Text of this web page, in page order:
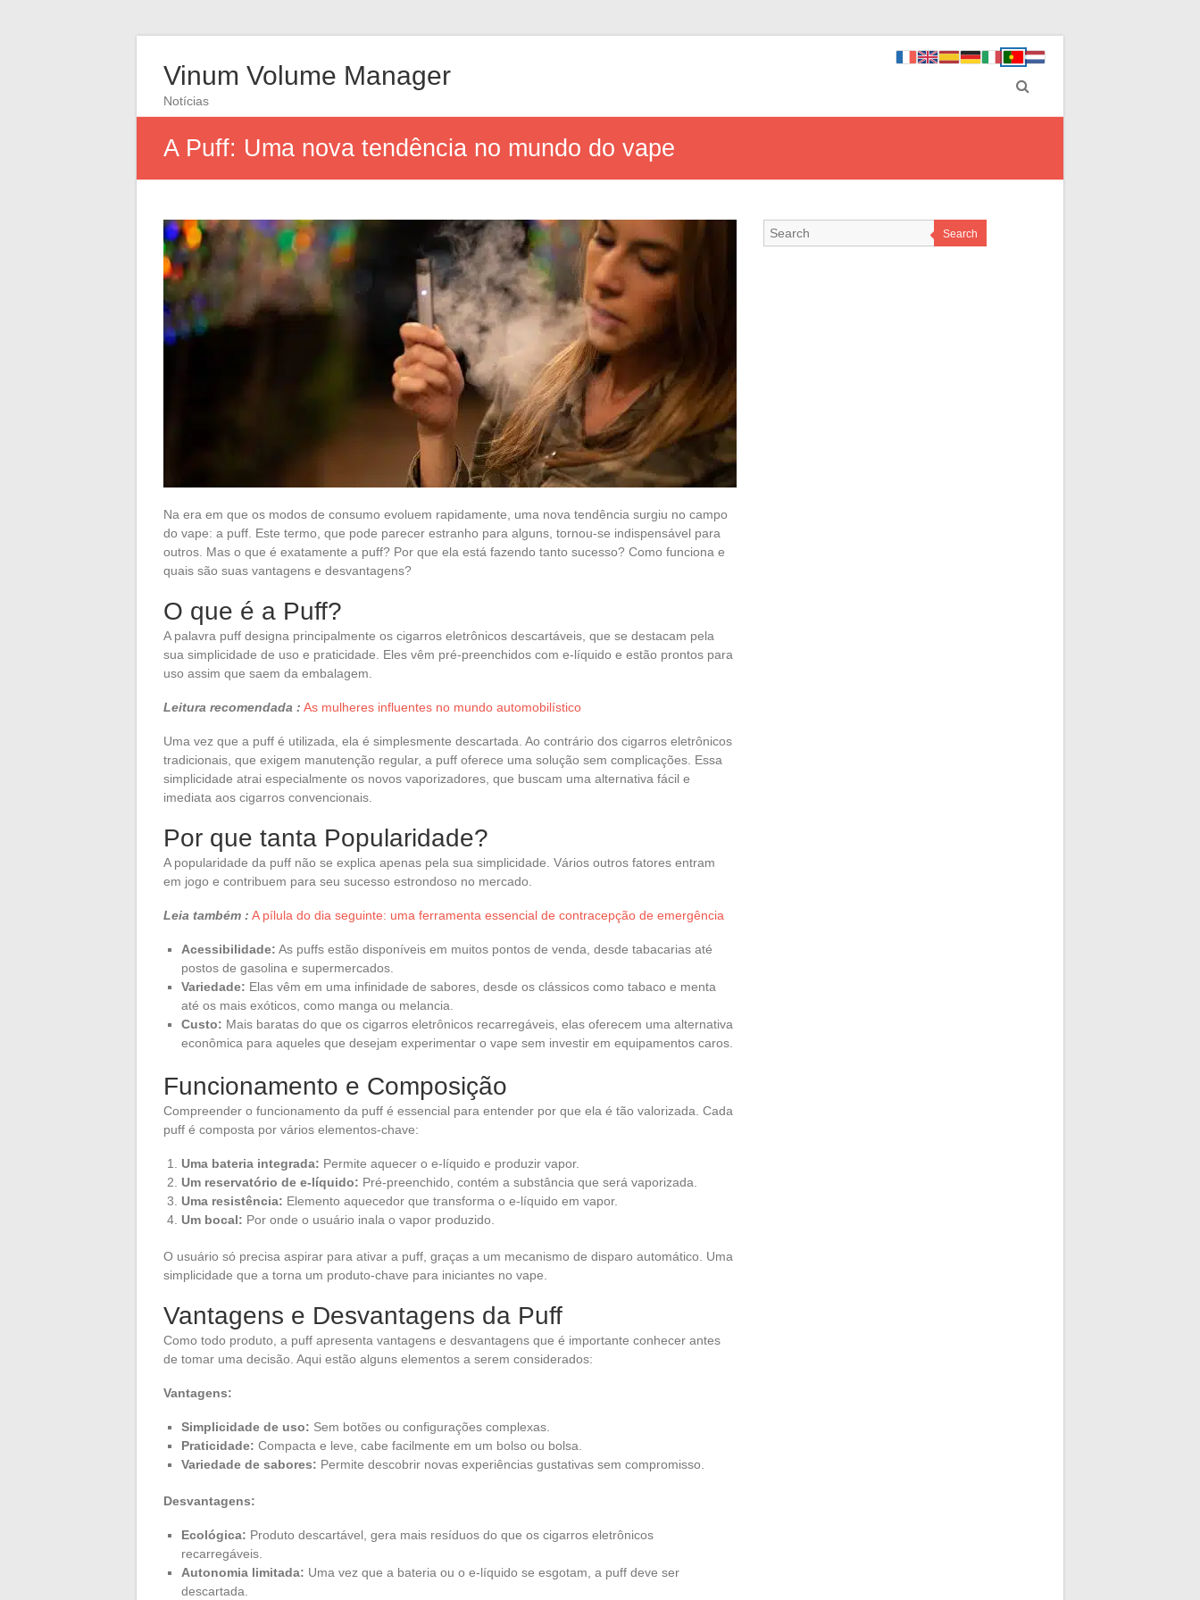
Vinum Volume Manager
Notícias
A Puff: Uma nova tendência no mundo do vape
Na era em que os modos de consumo evoluem rapidamente, uma nova tendência surgiu no campo
do vape: a puff. Este termo, que pode parecer estranho para alguns, tornou-se indispensável para
outros. Mas o que é exatamente a puff? Por que ela está fazendo tanto sucesso? Como funciona e
quais são suas vantagens e desvantagens?
O que é a Puff?
A palavra puff designa principalmente os cigarros eletrônicos descartáveis, que se destacam pela
sua simplicidade de uso e praticidade. Eles vêm pré-preenchidos com e-líquido e estão prontos para
uso assim que saem da embalagem.
Leitura recomendada : As mulheres influentes no mundo automobilístico
Uma vez que a puff é utilizada, ela é simplesmente descartada. Ao contrário dos cigarros eletrônicos
tradicionais, que exigem manutenção regular, a puff oferece uma solução sem complicações. Essa
simplicidade atrai especialmente os novos vaporizadores, que buscam uma alternativa fácil e
imediata aos cigarros convencionais.
Por que tanta Popularidade?
A popularidade da puff não se explica apenas pela sua simplicidade. Vários outros fatores entram
em jogo e contribuem para seu sucesso estrondoso no mercado.
Leia também : A pílula do dia seguinte: uma ferramenta essencial de contracepção de emergência
Acessibilidade: As puffs estão disponíveis em muitos pontos de venda, desde tabacarias até
postos de gasolina e supermercados.
Variedade: Elas vêm em uma infinidade de sabores, desde os clássicos como tabaco e menta
até os mais exóticos, como manga ou melancia.
Custo: Mais baratas do que os cigarros eletrônicos recarregáveis, elas oferecem uma alternativa
econômica para aqueles que desejam experimentar o vape sem investir em equipamentos caros.
Funcionamento e Composição
Compreender o funcionamento da puff é essencial para entender por que ela é tão valorizada. Cada
puff é composta por vários elementos-chave:
Uma bateria integrada: Permite aquecer o e-líquido e produzir vapor.
Um reservatório de e-líquido: Pré-preenchido, contém a substância que será vaporizada.
Uma resistência: Elemento aquecedor que transforma o e-líquido em vapor.
Um bocal: Por onde o usuário inala o vapor produzido.
O usuário só precisa aspirar para ativar a puff, graças a um mecanismo de disparo automático. Uma
simplicidade que a torna um produto-chave para iniciantes no vape.
Vantagens e Desvantagens da Puff
Como todo produto, a puff apresenta vantagens e desvantagens que é importante conhecer antes
de tomar uma decisão. Aqui estão alguns elementos a serem considerados:
Vantagens:
Simplicidade de uso: Sem botões ou configurações complexas.
Praticidade: Compacta e leve, cabe facilmente em um bolso ou bolsa.
Variedade de sabores: Permite descobrir novas experiências gustativas sem compromisso.
Desvantagens:
Ecológica: Produto descartável, gera mais resíduos do que os cigarros eletrônicos
recarregáveis.
Autonomia limitada: Uma vez que a bateria ou o e-líquido se esgotam, a puff deve ser
descartada.
Search